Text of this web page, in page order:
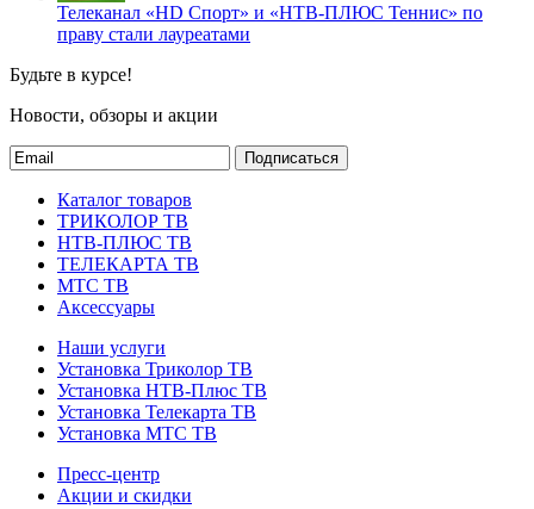
Телеканал «HD Спорт» и «НТВ-ПЛЮС Теннис» по
праву стали лауреатами
Будьте в курсе!
Новости, обзоры и акции
Подписаться
Каталог товаров
ТРИКОЛОР ТВ
НТВ-ПЛЮС ТВ
ТЕЛЕКАРТА ТВ
МТС ТВ
Аксессуары
Наши услуги
Установка Триколор ТВ
Установка НТВ-Плюс ТВ
Установка Телекарта ТВ
Установка МТС ТВ
Пресс-центр
Акции и скидки